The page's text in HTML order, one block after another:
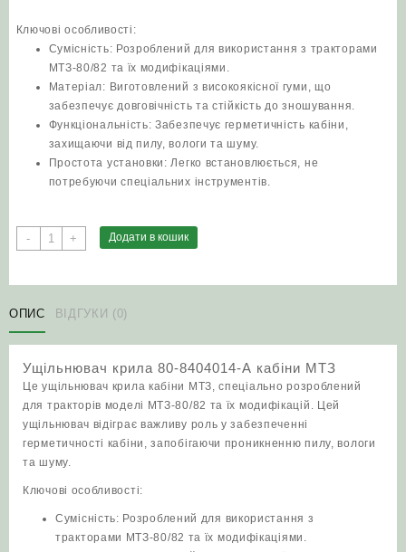
Ключові особливості:
Сумісність: Розроблений для використання з тракторами
МТЗ-80/82 та їх модифікаціями.
Матеріал: Виготовлений з високоякісної гуми, що
забезпечує довговічність та стійкість до зношування.
Функціональність: Забезпечує герметичність кабіни,
захищаючи від пилу, вологи та шуму.
Простота установки: Легко встановлюється, не
потребуючи спеціальних інструментів.
-
Ущільнювач
крила
А
кабіни
кількість
+ Додати в кошик
ОПИС ВІДГУКИ (0)
Ущільнювач крила 80-8404014-А кабіни МТЗ
Це ущільнювач крила кабіни МТЗ, спеціально розроблений
для тракторів моделі МТЗ-80/82 та їх модифікацій. Цей
ущільнювач відіграє важливу роль у забезпеченні
герметичності кабіни, запобігаючи проникненню пилу, вологи
та шуму.
Ключові особливості:
Сумісність: Розроблений для використання з
тракторами МТЗ-80/82 та їх модифікаціями.